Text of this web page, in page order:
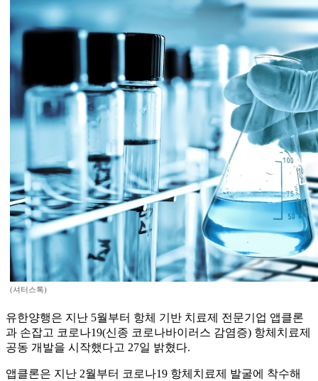
(셔터스톡)
유한양행은 지난 5월부터 항체 기반 치료제 전문기업 앱클론
과 손잡고 코로나19(신종 코로나바이러스 감염증) 항체치료제
공동 개발을 시작했다고 27일 밝혔다.
앱클론은 지난 2월부터 코로나19 항체치료제 발굴에 착수해